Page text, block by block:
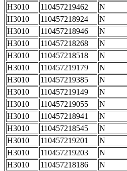
H3010
110457219462
N
H3010
110457218924
N
H3010
110457218946
N
H3010
110457218268
N
H3010
110457218518
N
H3010
110457219179
N
H3010
110457219385
N
H3010
110457219149
N
H3010
110457219055
N
H3010
110457218941
N
H3010
110457218545
N
H3010
110457219201
N
H3010
110457219203
N
H3010
110457218186
N